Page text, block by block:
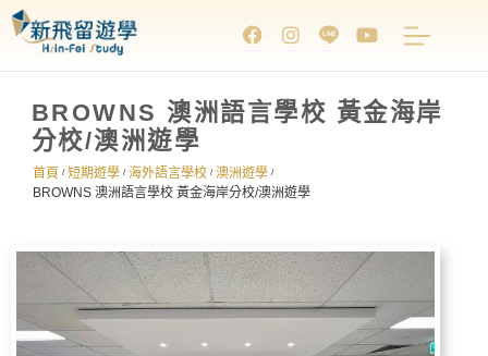
BROWNS 澳洲語言學校 黃金海岸
分校/澳洲遊學
首頁 / 短期遊學 / 海外語言學校 / 澳洲遊學 /
BROWNS 澳洲語言學校 黃金海岸分校/澳洲遊學